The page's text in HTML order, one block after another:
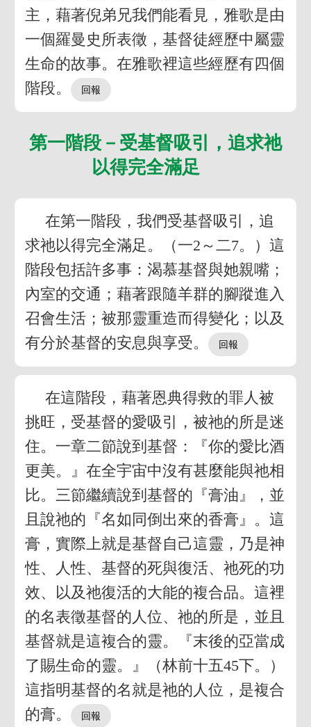
主，藉著倪弟兄我們能看見，雅歌是由
一個羅曼史所表徵，基督徒經歷中屬靈
生命的故事。在雅歌裡這些經歷有四個
階段。
第一階段－受基督吸引，追求祂
以得完全滿足
在第一階段，我們受基督吸引，追
求祂以得完全滿足。（一2～二7。）這
階段包括許多事：渴慕基督與她親嘴；
內室的交通；藉著跟隨羊群的腳蹤進入
召會生活；被那靈重造而得變化；以及
有分於基督的安息與享受。
在這階段，藉著恩典得救的罪人被
挑旺，受基督的愛吸引，被祂的所是迷
住。一章二節說到基督：『你的愛比酒
更美。』在全宇宙中沒有甚麼能與祂相
比。三節繼續說到基督的『膏油』，並
且說祂的『名如同倒出來的香膏』。這
膏，實際上就是基督自己這靈，乃是神
性、人性、基督的死與復活、祂死的功
效、以及祂復活的大能的複合品。這裡
的名表徵基督的人位、祂的所是，並且
基督就是這複合的靈。『末後的亞當成
了賜生命的靈。』（林前十五45下。）
這指明基督的名就是祂的人位，是複合
的膏。